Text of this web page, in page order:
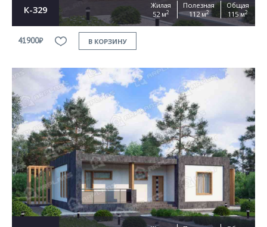
К-329
Жилая
52 м2
Полезная
112 м2
Общая
115 м2
41900₽ В КОРЗИНУ